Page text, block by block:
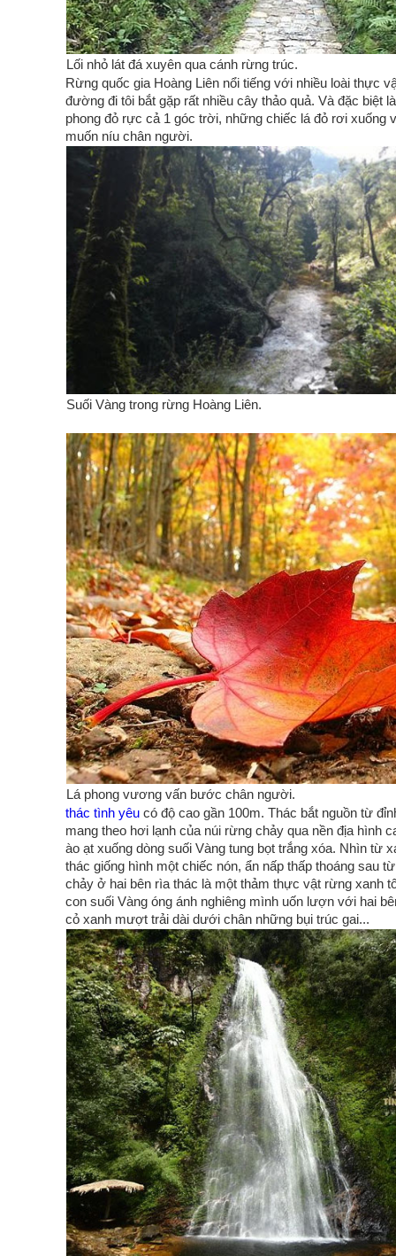
Lối nhỏ lát đá xuyên qua cánh rừng trúc.
Rừng quốc gia Hoàng Liên nổi tiếng với nhiều loài thực
đường đi tôi bắt gặp rất nhiều cây thảo quả. Và đặc biệt
phong đỏ rực cả 1 góc trời, những chiếc lá đỏ rơi xuống
muốn níu chân người.
Suối Vàng trong rừng Hoàng Liên.
Lá phong vương vấn bước chân người.
thác tình yêu có độ cao gần 100m. Thác bắt nguồn từ
mang theo hơi lạnh của núi rừng chảy qua nền địa hình
ào ạt xuống dòng suối Vàng tung bọt trắng xóa. Nhìn từ
thác giống hình một chiếc nón, ẩn nấp thấp thoáng sau
chảy ở hai bên rìa thác là một thảm thực vật rừng xanh
con suối Vàng óng ánh nghiêng mình uốn lượn với hai
cỏ xanh mượt trải dài dưới chân những bụi trúc gai...